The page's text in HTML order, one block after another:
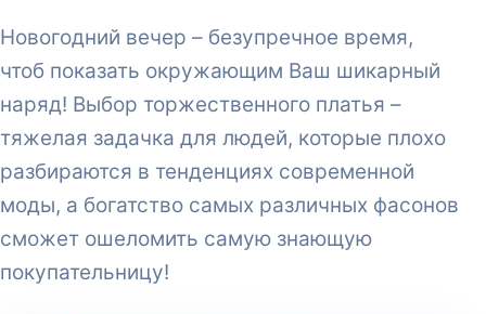
Новогодний вечер – безупречное время,
чтоб показать окружающим Ваш шикарный
наряд! Выбор торжественного платья –
тяжелая задачка для людей, которые плохо
разбираются в тенденциях современной
моды, а богатство самых различных фасонов
сможет ошеломить самую знающую
покупательницу!